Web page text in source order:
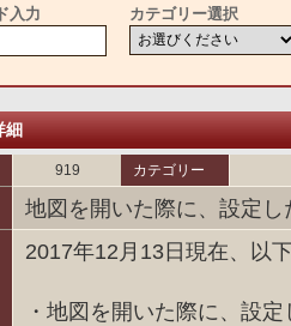
入力 カテゴリー選択
細
919 カテゴリー
地図を開いた際に、設定
2017年12月13日現在、以
・地図を開いた際に、設